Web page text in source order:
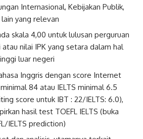
Internasional, Kebijakan Publik,
yang relevan
skala 4,00 untuk lulusan perguruan
nilai IPK yang setara dalam hal
luar negeri
Inggris dengan score Internet
84 atau IELTS minimal 6.5
score untuk IBT : 22/IELTS: 6.0),
hasil test TOEFL IELTS (buka
IELTS prediction)